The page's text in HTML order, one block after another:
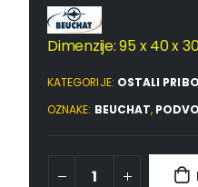
Dimenzije: 95 x 40 x
KATEGORIJE: OSTALI
OZNAKE: BEUCHAT,